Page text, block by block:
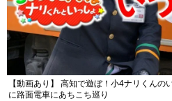
【動画あり】 高知で遊ぼ！小4ナリくん
に路面電車にあちこち巡り